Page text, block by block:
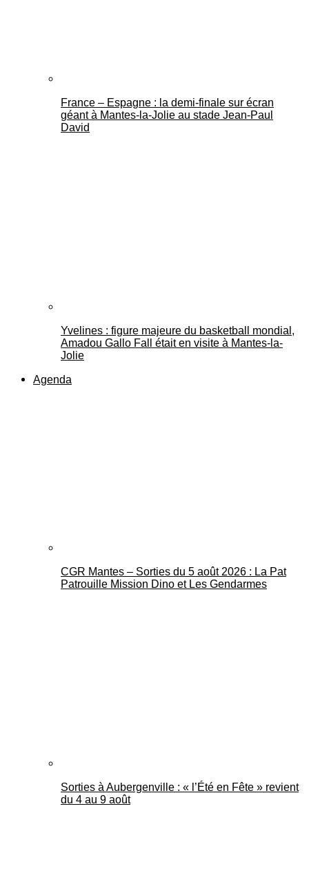
France – Espagne : la demi-finale sur écran
géant à Mantes-la-Jolie au stade Jean-Paul
David
Yvelines : figure majeure du basketball mondial,
Amadou Gallo Fall était en visite à Mantes-la-
Jolie
Agenda
CGR Mantes – Sorties du 5 août 2026 : La Pat
Patrouille Mission Dino et Les Gendarmes
Sorties à Aubergenville : « l’Été en Fête » revient
du 4 au 9 août